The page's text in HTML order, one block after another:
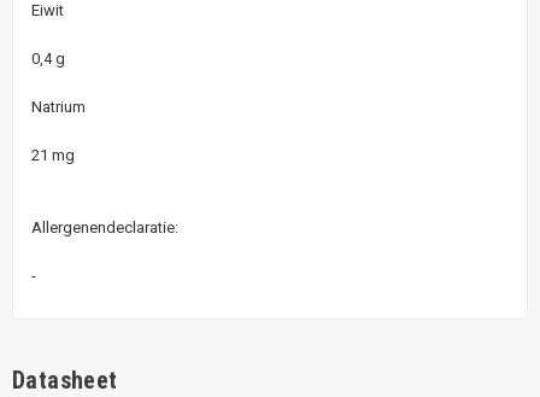
Eiwit
0,4 g
Natrium
21 mg
Allergenendeclaratie:
-
Datasheet